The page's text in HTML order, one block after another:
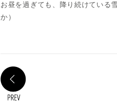
お昼を過ぎても、降り続けている
か）